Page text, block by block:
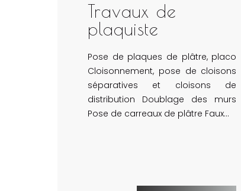
Travaux de
plaquiste
Pose de plaques de plâtre, placo
Cloisonnement, pose de cloisons
séparatives et cloisons de
distribution Doublage des murs
Pose de carreaux de plâtre Faux…